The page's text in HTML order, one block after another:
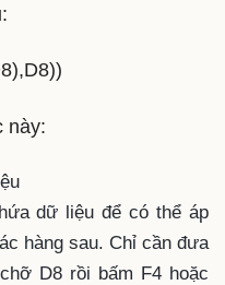
này:
dữ liệu để có thể áp
hàng sau. Chỉ cần đưa
D8 rồi bấm F4 hoặc